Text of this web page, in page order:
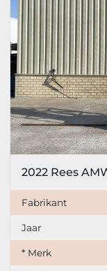
Fabrikant
Jaar
* Merk